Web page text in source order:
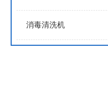
消毒清洗机